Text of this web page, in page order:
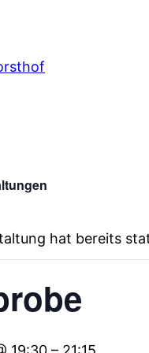
hat bereits